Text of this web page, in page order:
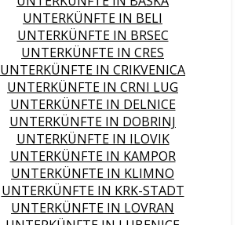
UNTERKÜNFTE IN BELI
UNTERKÜNFTE IN BRSEC
UNTERKÜNFTE IN CRES
UNTERKÜNFTE IN CRIKVENICA
UNTERKÜNFTE IN CRNI LUG
UNTERKÜNFTE IN DELNICE
UNTERKÜNFTE IN DOBRINJ
UNTERKÜNFTE IN ILOVIK
UNTERKÜNFTE IN KAMPOR
UNTERKÜNFTE IN KLIMNO
UNTERKÜNFTE IN KRK-STADT
UNTERKÜNFTE IN LOVRAN